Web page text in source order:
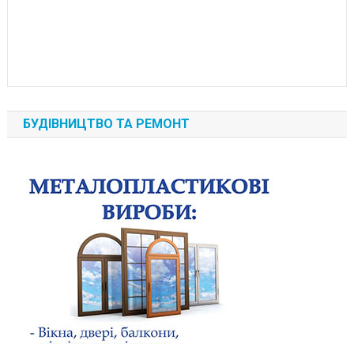
БУДІВНИЦТВО ТА РЕМОНТ